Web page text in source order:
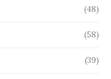
(48)
(58)
(39)